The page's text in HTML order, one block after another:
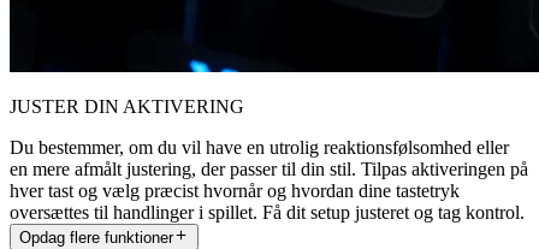
JUSTER DIN AKTIVERING
Du bestemmer, om du vil have en utrolig reaktionsfølsomhed eller
en mere afmålt justering, der passer til din stil. Tilpas aktiveringen på
hver tast og vælg præcist hvornår og hvordan dine tastetryk
oversættes til handlinger i spillet. Få dit setup justeret og tag kontrol.
Opdag flere funktioner